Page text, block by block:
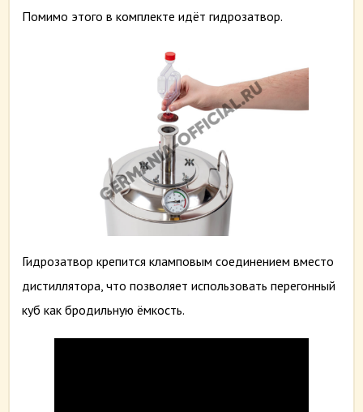
Помимо этого в комплекте идёт гидрозатвор.
Гидрозатвор крепится кламповым соединением вместо
дистиллятора, что позволяет использовать перегонный
куб как бродильную ёмкость.